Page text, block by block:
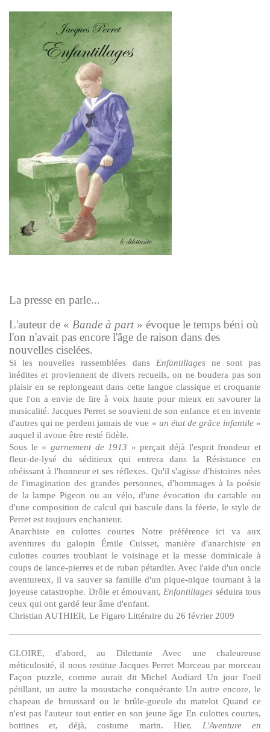
La presse en parle...
L'auteur de « Bande à part» évoque le temps béni où
l'on n'avait pas encore l'âge de raison dans des
nouvelles ciselées.
Si les nouvelles rassemblées dans Enfantillagesne sont pas
inédites et proviennent de divers recueils, on ne boudera pas son
plaisir en se replongeant dans cette langue classique et croquante
que l'on a envie de lire à voix haute pour mieux en savourer la
musicalité. Jacques Perret se souvient de son enfance et en invente
d'autres qui ne perdent jamais de vue « un état de grâce infantile»
auquel il avoue être resté fidèle.
Sous le « garnement de 1913 » perçait déjà l'esprit frondeur et
fleur-de-lysé du séditieux qui entrera dans la Résistance en
obéissant à l'honneur et ses réflexes. Qu'il s'agisse d'histoires nées
de l'imagination des grandes personnes, d'hommages à la poésie
de la lampe Pigeon ou au vélo, d'une évocation du cartable ou
d'une composition de calcul qui bascule dans la féerie, le style de
Perret est toujours enchanteur.
Anarchiste en culottes courtes Notre préférence ici va aux
aventures du galopin Émile Cuisset, manière d'anarchiste en
culottes courtes troublant le voisinage et la messe dominicale à
coups de lance-pierres et de ruban pétardier. Avec l'aide d'un oncle
aventureux, il va sauver sa famille d'un pique-nique tournant à la
joyeuse catastrophe. Drôle et émouvant,Enfantillages séduira tous
ceux qui ont gardé leur âme d'enfant.
Christian AUTHIER, Le Figaro Littéraire du 26 février 2009
GLOIRE, d'abord, au Dilettante Avec une chaleureuse
méticulosité, il nous restitue Jacques Perret Morceau par morceau
Façon puzzle, comme aurait dit Michel Audiard Un jour l'oeil
pétillant, un autre la moustache conquérante Un autre encore, le
chapeau de broussard ou le brûle-gueule du matelot Quand ce
n'est pas l'auteur tout entier en son jeune âge En culottes courtes,
bottines et, déjà, costume marin. Hier, L'Aventure en